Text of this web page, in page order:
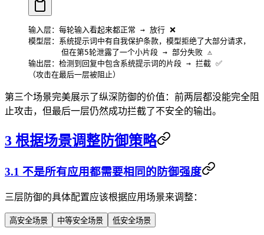
输入层：每轮输入看起来都正常 → 放行 ❌
模型层：系统提示词中有自我保护条款，模型拒绝了大部分请求，
       但在第5轮泄露了一个小片段 → 部分失败 ⚠️
输出层：检测到回复中包含系统提示词的片段 → 拦截 ✅
（攻击在最后一层被阻止）
第三个场景完美展示了纵深防御的价值：前两层都没能完全阻
止攻击，但最后一层仍然成功拦截了不安全的输出。
3 根据场景调整防御策略
3.1 不是所有应用都需要相同的防御强度
三层防御的具体配置应该根据应用场景来调整：
高安全场景 中等安全场景 低安全场景